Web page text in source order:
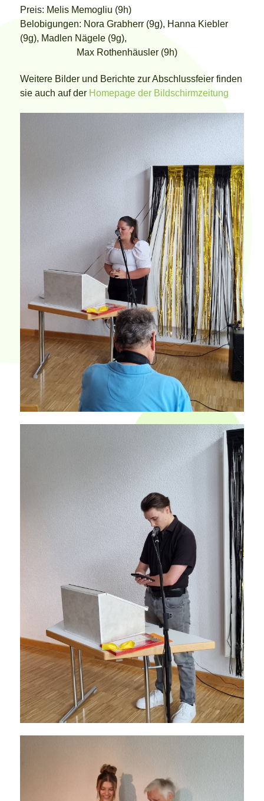
Preis: Melis Memogliu (9h)
Belobigungen: Nora Grabherr (9g), Hanna Kiebler
(9g), Madlen Nägele (9g),
Max Rothenhäusler (9h)
Weitere Bilder und Berichte zur Abschlussfeier finden
sie auch auf der Homepage der Bildschirmzeitung